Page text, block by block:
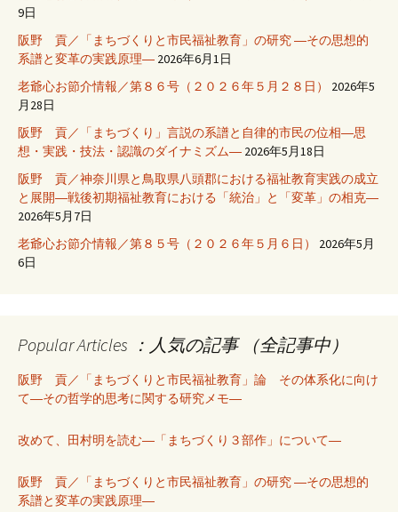
9日
阪野 貢／「まちづくりと市民福祉教育」の研究 ―その思想的
系譜と変革の実践原理― 2026年6月1日
老爺心お節介情報／第８６号（２０２６年５月２８日）
2026年5
月28日
阪野 貢／「まちづくり」言説の系譜と自律的市民の位相―思
想・実践・技法・認識のダイナミズム― 2026年5月18日
阪野 貢／神奈川県と鳥取県八頭郡における福祉教育実践の成立
と展開―戦後初期福祉教育における「統治」と「変革」の相克―
2026年5月7日
老爺心お節介情報／第８５号（２０２６年５月６日）
2026年5月
6日
Popular Articles ：人気の記事 （全記事中）
阪野 貢／「まちづくりと市民福祉教育」論 その体系化に向け
て―その哲学的思考に関する研究メモ―
改めて、田村明を読む―「まちづくり３部作」について―
阪野 貢／「まちづくりと市民福祉教育」の研究 ―その思想的
系譜と変革の実践原理―